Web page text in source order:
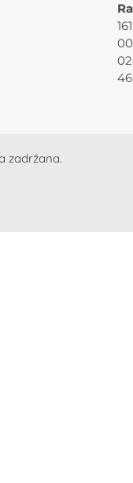
46
zadržana.